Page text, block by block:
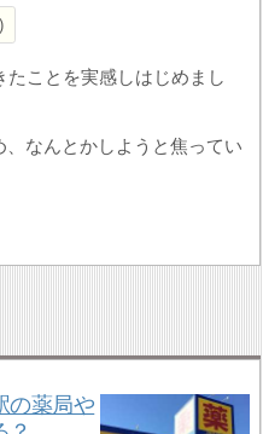
ことを実感しはじめまし
なんとかしようと焦ってい
の薬局や